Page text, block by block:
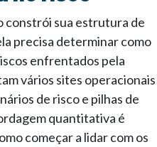
constrói sua estrutura de
precisa determinar como
enfrentados pela
vários sites operacionais
de risco e pilhas de
quantitativa é
começar a lidar com os